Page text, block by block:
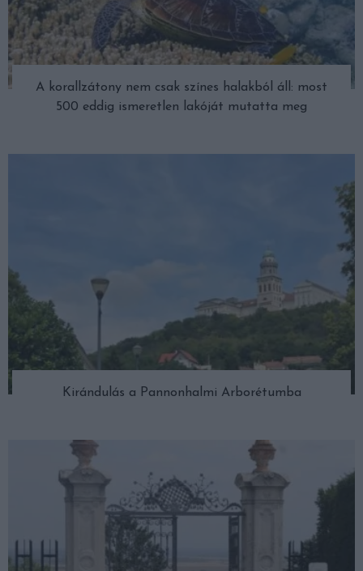
A korallzátony nem csak színes halakból áll: most
500 eddig ismeretlen lakóját mutatta meg
Kirándulás a Pannonhalmi Arborétumba